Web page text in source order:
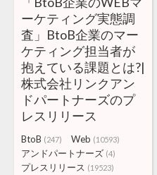
ーケティング実態調
査」BtoB企業のマー
ケティング担当者が
抱えている課題とは?|
株式会社リンクアン
ドパートナーズのプ
レスリリース
BtoB (247) Web (10593)
アンドパートナーズ (4)
プレスリリース (19523)